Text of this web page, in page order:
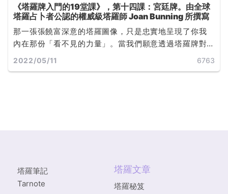
《塔羅牌入門的19堂課》，第十四課：宮廷牌。由全球
塔羅占卜者公認的權威級塔羅師 Joan Bunning 所撰寫
那一張張饒富深意的塔羅圖像，只是忠實地呈現了你我
內在那份「看不見的力量」。當我們願意透過塔羅牌對
自己的心靈運作有更深的覺知，無論未來發展是否如預
2022/05/11 6763
塔羅筆記
Tarnote
塔羅文章
塔羅秘笈